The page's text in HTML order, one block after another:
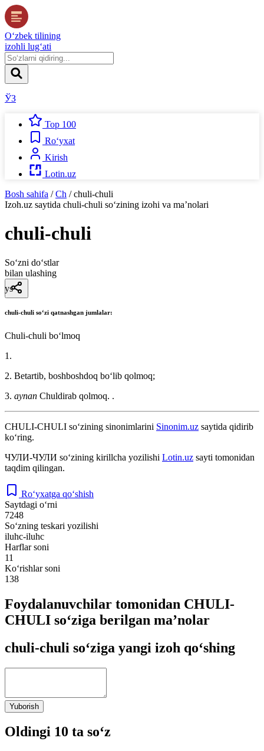
O‘zbek tilining
izohli lug‘ati
ЎЗ
Top 100
Ro‘yxat
Kirish
Lotin.uz
Bosh sahifa / Ch / chuli-chuli
Izoh.uz saytida chuli-chuli so‘zining izohi va ma’nolari
chuli-chuli
So‘zni do‘stlar
bilan ulashing
ys
chuli-chuli soʻzi qatnashgan jumlalar:
Chuli-chuli boʻlmoq
1.
2. Betartib, boshboshdoq boʻlib qolmoq;
3. aynan Chuldirab qolmoq. .
CHULI-CHULI so‘zining sinonimlarini Sinonim.uz saytida qidirib
ko‘ring.
ЧУЛИ-ЧУЛИ so‘zining kirillcha yozilishi Lotin.uz sayti tomonidan
taqdim qilingan.
Ro‘yxatga qo‘shish
Saytdagi o‘rni
7248
So‘zning teskari yozilishi
iluhc-iluhc
Harflar soni
11
Ko‘rishlar soni
138
Foydalanuvchilar tomonidan CHULI-
CHULI so‘ziga berilgan ma’nolar
chuli-chuli so‘ziga yangi izoh qo‘shing
Yuborish
Oldingi 10 ta so‘z